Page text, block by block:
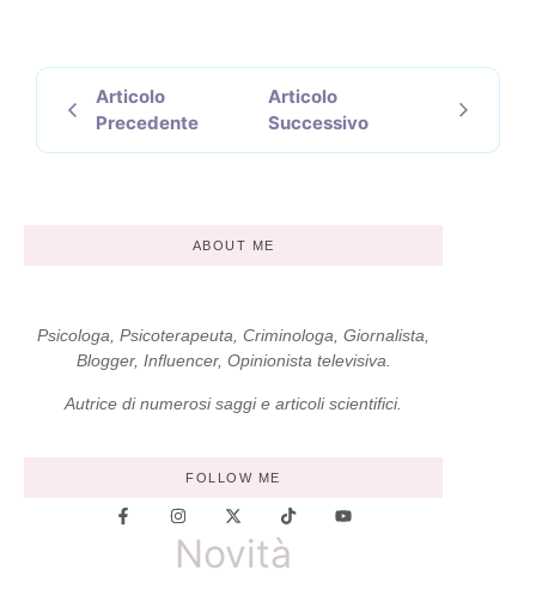
Articolo
Precedente
Articolo
Successivo
ABOUT ME
Psicologa, Psicoterapeuta, Criminologa, Giornalista,
Blogger, Influencer, Opinionista televisiva.
Autrice di numerosi saggi e articoli scientifici.
FOLLOW ME
Novità